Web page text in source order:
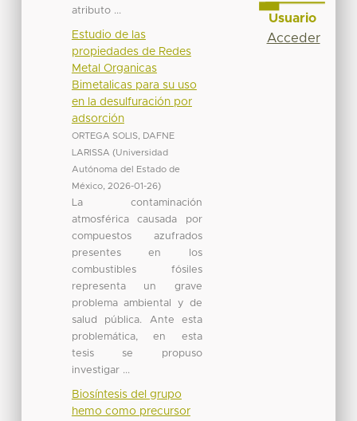
atributo ...
Estudio de las
propiedades de Redes
Metal Organicas
Bimetalicas para su uso
en la desulfuración por
adsorción
ORTEGA SOLIS, DAFNE
LARISSA (Universidad
Autónoma del Estado de
México, 2026-01-26)
La contaminación
atmosférica causada por
compuestos azufrados
presentes en los
combustibles fósiles
representa un grave
problema ambiental y de
salud pública. Ante esta
problemática, en esta
tesis se propuso
investigar ...
Biosíntesis del grupo
hemo como precursor
Usuario
Acceder